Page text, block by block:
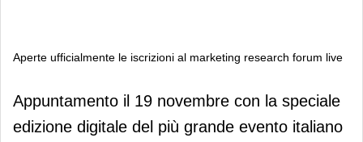
Aperte ufficialmente le iscrizioni al marketing research forum live
Aperte ufficialmente le iscrizioni al
marketing research forum live
Appuntamento il 19 novembre con la speciale
edizione digitale del più grande evento italiano